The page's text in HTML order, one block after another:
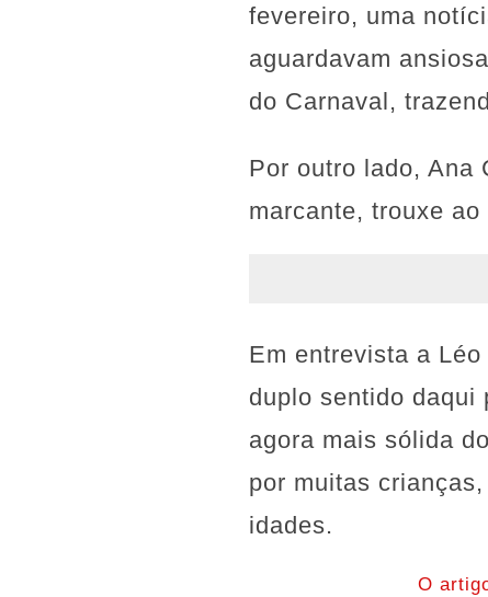
fevereiro, uma
aguardavam
do Carnaval,
Por outro lado, Ana
marcante, trouxe
Em entrevista a
duplo sentido daqui
agora mais sólida
por muitas
idades.
O